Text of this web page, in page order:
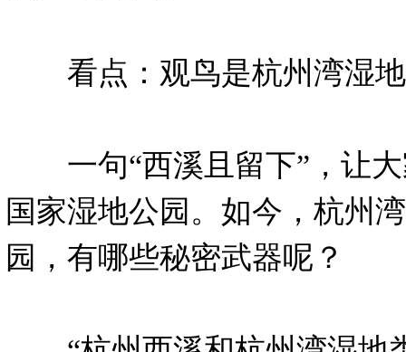
看点：观鸟是杭州湾湿地
一句“西溪且留下”，让大
国家湿地公园。如今，杭州
园，有哪些秘密武器呢？